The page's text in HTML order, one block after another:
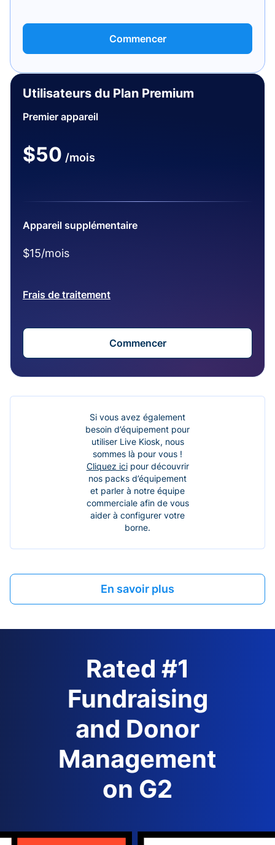
Commencer
Utilisateurs du Plan Premium
Premier appareil
$50 /mois
Appareil supplémentaire
$15/mois
Frais de traitement
Commencer
Si vous avez également
besoin d’équipement pour
utiliser Live Kiosk, nous
sommes là pour vous !
Cliquez icipour découvrir
nos packs d’équipement
et parler à notre équipe
commerciale afin de vous
aider à configurer votre
borne.
En savoir plus
Rated #1
Fundraising
and Donor
Management
on G2